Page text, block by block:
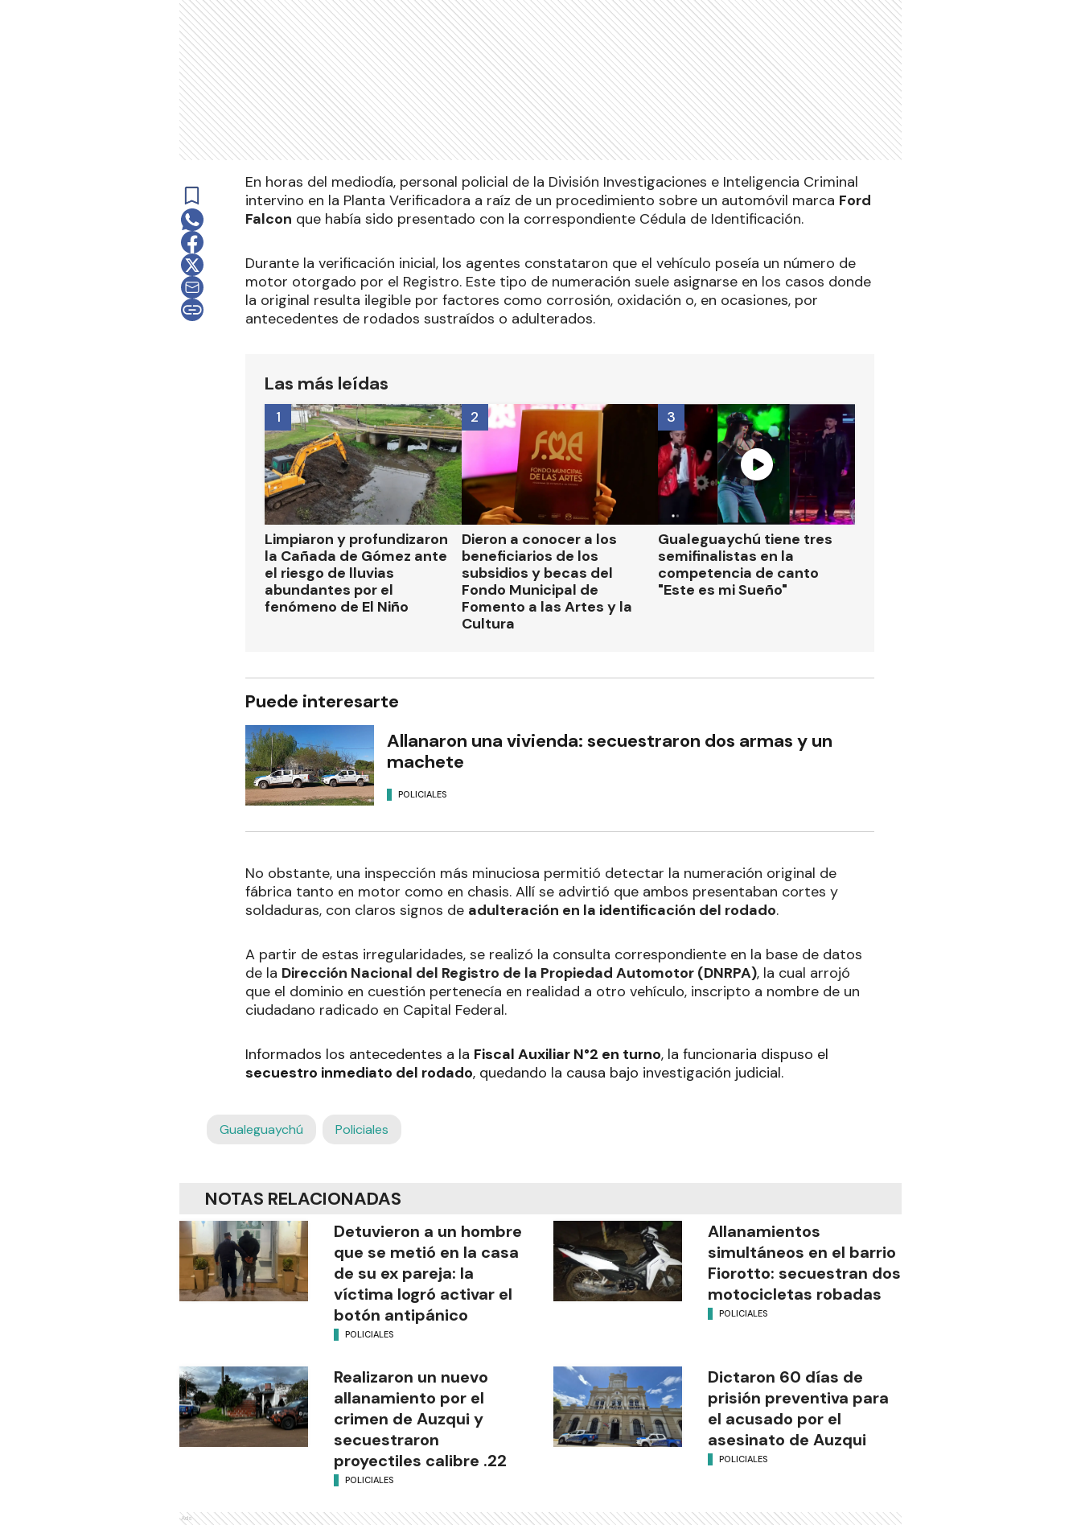
En horas del mediodía, personal policial de la División Investigaciones e Inteligencia Criminal
intervino en la Planta Verificadora a raíz de un procedimiento sobre un automóvil marca Ford
Falcon que había sido presentado con la correspondiente Cédula de Identificación.
Durante la verificación inicial, los agentes constataron que el vehículo poseía un número de
motor otorgado por el Registro. Este tipo de numeración suele asignarse en los casos donde
la original resulta ilegible por factores como corrosión, oxidación o, en ocasiones, por
antecedentes de rodados sustraídos o adulterados.
Las más leídas
Limpiaron y profundizaron
la Cañada de Gómez ante
el riesgo de lluvias
abundantes por el
fenómeno de El Niño
1
Dieron a conocer a los
beneficiarios de los
subsidios y becas del
Fondo Municipal de
Fomento a las Artes y la
Cultura
2
Gualeguaychú tiene tres
semifinalistas en la
competencia de canto
"Este es mi Sueño"
3
Puede interesarte
Allanaron una vivienda: secuestraron dos armas y un
machete
POLICIALES
No obstante, una inspección más minuciosa permitió detectar la numeración original de
fábrica tanto en motor como en chasis. Allí se advirtió que ambos presentaban cortes y
soldaduras, con claros signos de adulteración en la identificación del rodado.
A partir de estas irregularidades, se realizó la consulta correspondiente en la base de datos
de la Dirección Nacional del Registro de la Propiedad Automotor (DNRPA), la cual arrojó
que el dominio en cuestión pertenecía en realidad a otro vehículo, inscripto a nombre de un
ciudadano radicado en Capital Federal.
Informados los antecedentes a la Fiscal Auxiliar N°2 en turno, la funcionaria dispuso el
secuestro inmediato del rodado, quedando la causa bajo investigación judicial.
Gualeguaychú Policiales
NOTAS RELACIONADAS
Detuvieron a un hombre
que se metió en la casa
de su ex pareja: la
víctima logró activar el
botón antipánico
POLICIALES
Allanamientos
simultáneos en el barrio
Fiorotto: secuestran dos
motocicletas robadas
POLICIALES
Realizaron un nuevo
allanamiento por el
crimen de Auzqui y
secuestraron
proyectiles calibre .22
POLICIALES
Dictaron 60 días de
prisión preventiva para
el acusado por el
asesinato de Auzqui
POLICIALES
Ads